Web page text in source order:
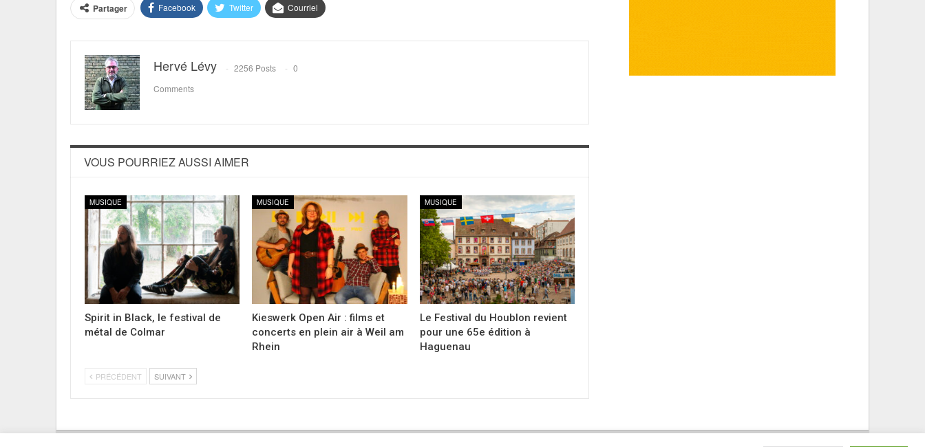
Partager Facebook Twitter Courriel
Hervé Lévy 2256 Posts
0
Comments
VOUS POURRIEZ AUSSI AIMER
MUSIQUE
Spirit in Black, le festival de
métal de Colmar
MUSIQUE
Kieswerk Open Air : films et
concerts en plein air à Weil am
Rhein
MUSIQUE
Le Festival du Houblon revient
pour une 65e édition à
Haguenau
PRÉCÉDENT SUIVANT